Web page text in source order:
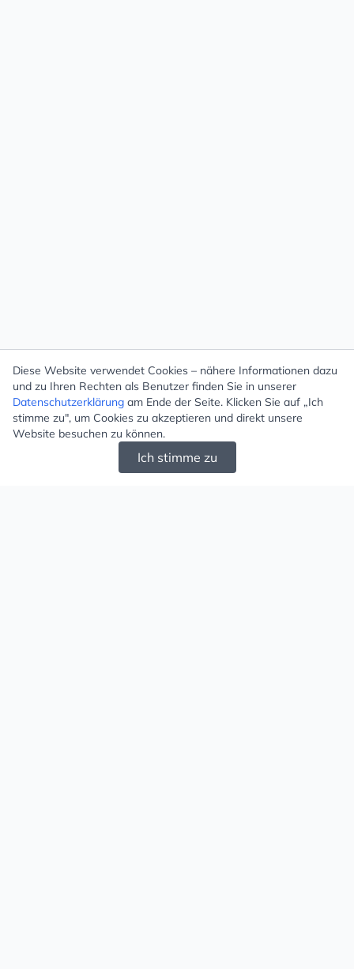
Diese Website verwendet Cookies – nähere Informationen dazu
und zu Ihren Rechten als Benutzer finden Sie in unserer
Datenschutzerklärung am Ende der Seite. Klicken Sie auf „Ich
stimme zu", um Cookies zu akzeptieren und direkt unsere
Website besuchen zu können.
Ich stimme zu